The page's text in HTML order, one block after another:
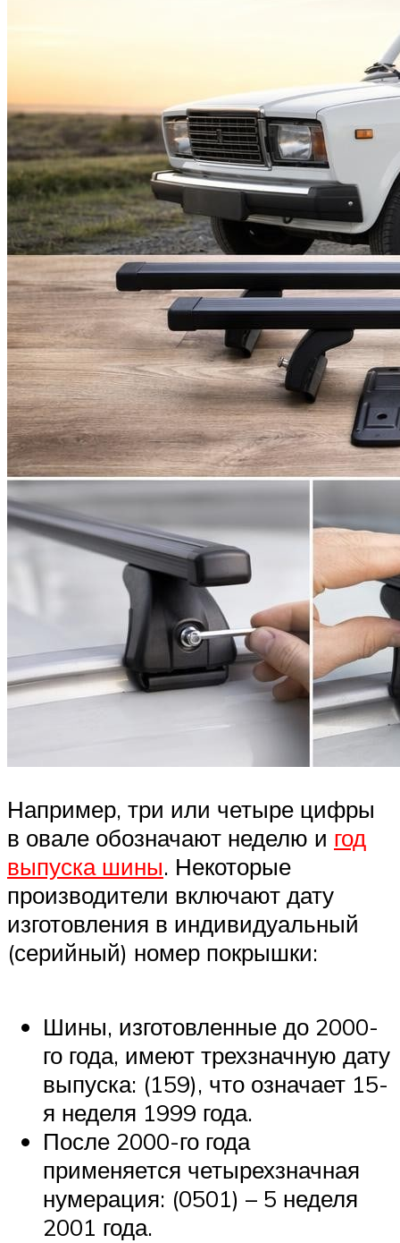
Например, три или четыре цифры
в овале обозначают неделю и год
выпуска шины. Некоторые
производители включают дату
изготовления в индивидуальный
(серийный) номер покрышки:
Шины, изготовленные до 2000-
го года, имеют трехзначную дату
выпуска: (159), что означает 15-
я неделя 1999 года.
После 2000-го года
применяется четырехзначная
нумерация: (0501) – 5 неделя
2001 года.